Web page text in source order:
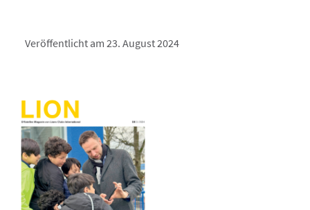
Veröffentlicht am 23. August 2024